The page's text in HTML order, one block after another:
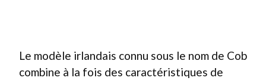
Le modèle irlandais connu sous le nom de Cob
combine à la fois des caractéristiques de